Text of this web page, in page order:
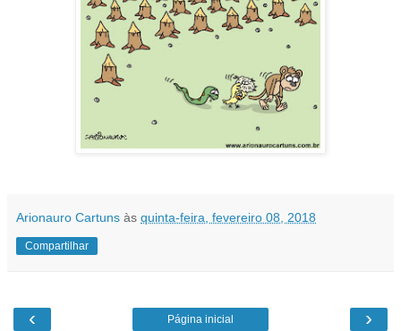
Arionauro Cartuns às quinta-feira, fevereiro 08, 2018
Compartilhar
‹ ›
Página inicial